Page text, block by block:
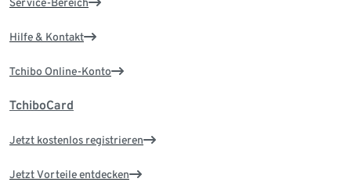
Service-Bereich
Hilfe & Kontakt
Tchibo Online-Konto
TchiboCard
Jetzt kostenlos registrieren
Jetzt Vorteile entdecken